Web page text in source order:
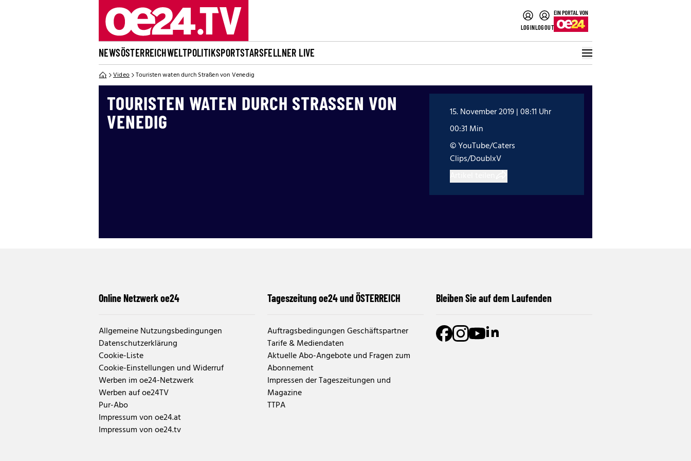
LOGINLOGOUT
NEWSÖSTERREICHWELTPOLITIKSPORTSTARSFELLNER LIVE
Video Touristen waten durch Straßen von Venedig
TOURISTEN WATEN DURCH STRASSEN VON V
ENEDIG
15. November 2019 | 08:11 Uhr
00:31 Min
© YouTube/Caters
Clips/DoublxV
Online Netzwerk oe24
Allgemeine Nutzungsbedingungen
Datenschutzerklärung
Cookie-Liste
Cookie-Einstellungen und Widerruf
Werben im oe24-Netzwerk
Werben auf oe24TV
Pur-Abo
Impressum von oe24.at
Impressum von oe24.tv
Tageszeitung oe24 und ÖSTERREICH
Auftragsbedingungen Geschäftspartner
Tarife & Mediendaten
Aktuelle Abo-Angebote und Fragen zum
Abonnement
Impressen der Tageszeitungen und
Magazine
TTPA
Bleiben Sie auf dem Laufenden